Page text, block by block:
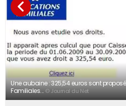
Une aubaine : 325,54 euros sont
Familiales...
© Journal du Net